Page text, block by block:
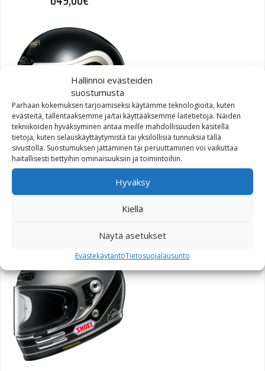
Hallinnoi evästeiden
suostumusta
Parhaan kokemuksen tarjoamiseksi käytämme teknologioita, kuten
evästeitä, tallentaaksemme ja/tai käyttääksemme laitetietoja. Näiden
tekniikoiden hyväksyminen antaa meille mahdollisuuden käsitellä
tietoja, kuten selauskäyttäytymistä tai yksilöllisiä tunnuksia tällä
sivustolla. Suostumuksen jättäminen tai peruuttaminen voi vaikuttaa
haitallisesti tiettyihin ominaisuuksiin ja toimintoihin.
Hyväksy
Kiellä
Näytä asetukset
EvästekäytäntöTietosuojalausunto
Shoei Glamster 06 Bivouac